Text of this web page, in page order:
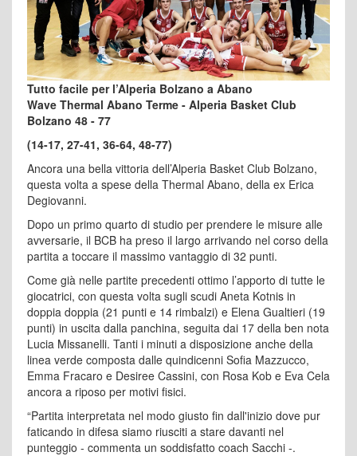
Tutto facile per l’Alperia Bolzano a Abano
Wave Thermal Abano Terme - Alperia Basket Club
Bolzano 48 - 77
(14-17, 27-41, 36-64, 48-77)
Ancora una bella vittoria dell’Alperia Basket Club Bolzano,
questa volta a spese della Thermal Abano, della ex Erica
Degiovanni.
Dopo un primo quarto di studio per prendere le misure alle
avversarie, il BCB ha preso il largo arrivando nel corso della
partita a toccare il massimo vantaggio di 32 punti.
Come già nelle partite precedenti ottimo l’apporto di tutte le
giocatrici, con questa volta sugli scudi Aneta Kotnis in
doppia doppia (21 punti e 14 rimbalzi) e Elena Gualtieri (19
punti) in uscita dalla panchina, seguita dai 17 della ben nota
Lucia Missanelli. Tanti i minuti a disposizione anche della
linea verde composta dalle quindicenni Sofia Mazzucco,
Emma Fracaro e Desiree Cassini, con Rosa Kob e Eva Cela
ancora a riposo per motivi fisici.
“Partita interpretata nel modo giusto fin dall'inizio dove pur
faticando in difesa siamo riusciti a stare davanti nel
punteggio - commenta un soddisfatto coach Sacchi -.